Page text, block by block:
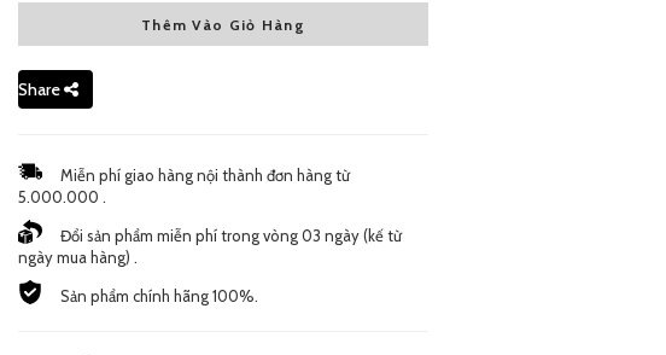
Thêm Vào Giỏ Hàng
Share
Miễn phí giao hàng nội thành đơn hàng từ
5.000.000 .
Đổi sản phẩm miễn phí trong vòng 03 ngày (kế từ
ngày mua hàng) .
Sản phẩm chính hãng 100%.